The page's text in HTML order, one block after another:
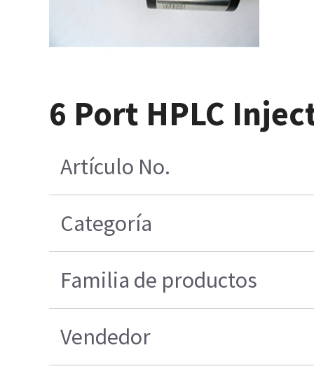
6 Port HPLC
Artículo No.
Categoría
Familia de productos
Vendedor